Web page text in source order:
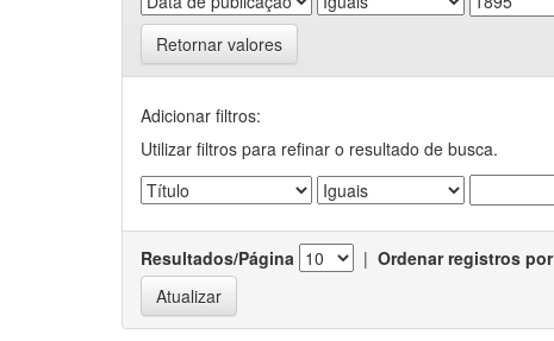
Retornar valores
Adicionar filtros:
Utilizar filtros para refinar o resultado de busca.
Resultados/Página | Ordenar registros por